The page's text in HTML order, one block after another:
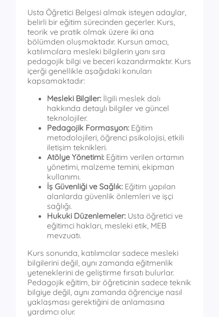
Usta Öğretici Belgesi almak isteyen adaylar,
belirli bir eğitim sürecinden geçerler. Kurs,
teorik ve pratik olmak üzere iki ana
bölümden oluşmaktadır. Kursun amacı,
katılımcılara mesleki bilgilerin yanı sıra
pedagojik bilgi ve beceri kazandırmaktır. Kurs
içerği genellikle aşağıdaki konuları
kapsamaktadır:
Mesleki Bilgiler: İlgili meslek dalı
hakkında detaylı bilgiler ve güncel
teknolojiler.
Pedagojik Formasyon: Eğitim
metodolojileri, öğrenci psikolojisi, etkili
iletişim teknikleri.
Atölye Yönetimi: Eğitim verilen ortamın
yönetimi, malzeme temini, ekipman
kullanımı.
İş Güvenliği ve Sağlık: Eğitim yapılan
alanlarda güvenlik önlemleri ve işçi
sağlığı.
Hukuki Düzenlemeler: Usta öğretici ve
eğitimci hakları, mesleki etik, MEB
mevzuatı.
Kurs sonunda, katılımcılar sadece mesleki
bilgilerini değil, aynı zamanda eğitmenlik
yeteneklerini de geliştirme fırsatı bulurlar.
Pedagojik eğitim, bir öğreticinin sadece teknik
bilgiye değil, aynı zamanda öğrenciye nasıl
yaklaşması gerektiğini de anlamasına
yardımcı olur.